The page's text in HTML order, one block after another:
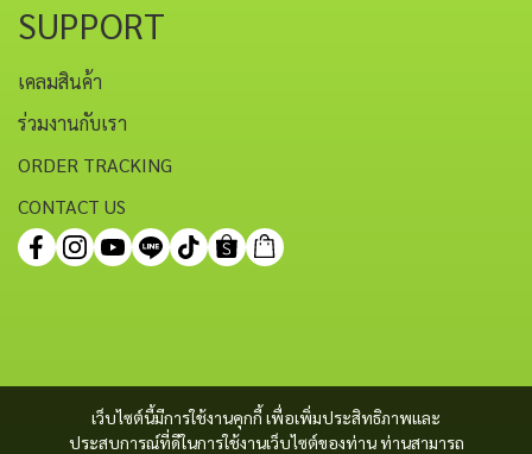
เว็บไซต์นี้มีการใช้งานคุกกี้ เพื่อเพิ่มประสิทธิภาพและ
ประสบการณ์ที่ดีในการใช้งานเว็บไซต์ของท่าน ท่านสามารถ
SUPPORT
เคลมสินค้า
ร่วมงานกับเรา
ORDER TRACKING
CONTACT US